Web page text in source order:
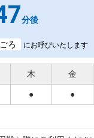
分後
ろ にお呼びいたします
木 金
● ●